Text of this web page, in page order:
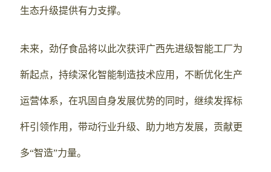
生态升级提供有力支撑。
未来，劲仔食品将以此次获评广西先进级智能工厂为
新起点，持续深化智能制造技术应用，不断优化生产
运营体系，在巩固自身发展优势的同时，继续发挥标
杆引领作用，带动行业升级、助力地方发展，贡献更
多“智造”力量。